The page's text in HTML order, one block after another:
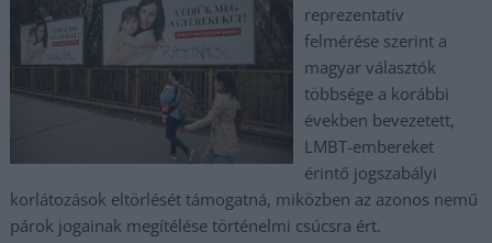
reprezentatív
felmérése szerint a
magyar választók
többsége a korábbi
években bevezetett,
LMBT-embereket
érintő jogszabályi
korlátozások eltörlését támogatná, miközben az azonos nemű
párok jogainak megítélése történelmi csúcsra ért.